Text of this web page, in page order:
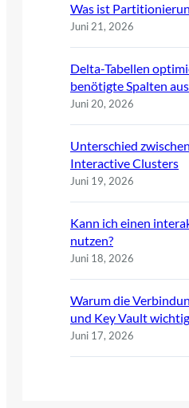
Was ist
Juni 21, 2026
Delta-Tabellen
benötigte Spalten
Juni 20, 2026
Unterschied
Interactive Clusters
Juni 19, 2026
Kann ich einen
nutzen?
Juni 18, 2026
Warum die
und Key Vault
Juni 17, 2026